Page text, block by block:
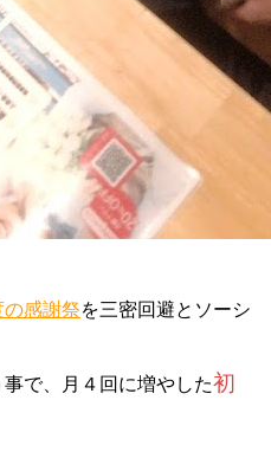
の感謝祭を三密回避とソーシ
で、月４回に増やした初